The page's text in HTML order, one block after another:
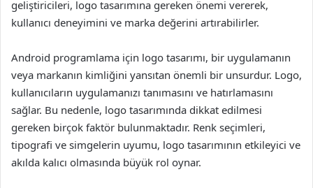
geliştiricileri, logo tasarımına gereken önemi vererek,
kullanıcı deneyimini ve marka değerini artırabilirler.
Android programlama için logo tasarımı, bir uygulamanın
veya markanın kimliğini yansıtan önemli bir unsurdur. Logo,
kullanıcıların uygulamanızı tanımasını ve hatırlamasını
sağlar. Bu nedenle, logo tasarımında dikkat edilmesi
gereken birçok faktör bulunmaktadır. Renk seçimleri,
tipografi ve simgelerin uyumu, logo tasarımının etkileyici ve
akılda kalıcı olmasında büyük rol oynar.